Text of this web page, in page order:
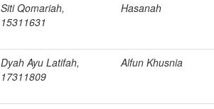
Siti Qomariah,
15311631
Hasanah
Dyah Ayu Latifah,
17311809
Alfun Khusnia